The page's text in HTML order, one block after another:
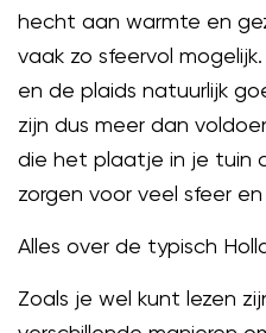
hecht aan warmte en
vaak zo sfeervol
en de plaids natuurlijk
zijn dus meer dan
die het plaatje in je tuin
zorgen voor veel sfeer
Alles over de typisch
Zoals je wel kunt lezen